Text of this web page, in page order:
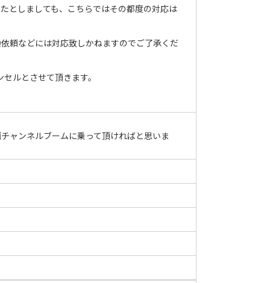
としましても、こちらではその都度の対応は
頼などには対応致しかねますのでご了承くだ
ルとさせて頂きます。
ャンネルブームに乗って頂ければと思いま